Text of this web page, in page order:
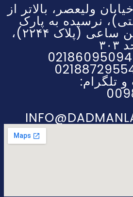
ولیعصر، بالاتر از
نرسیده به پارک
ساعی، برج نگین ساعی (پلاک ۲۲۴۴)،
تلگرام: